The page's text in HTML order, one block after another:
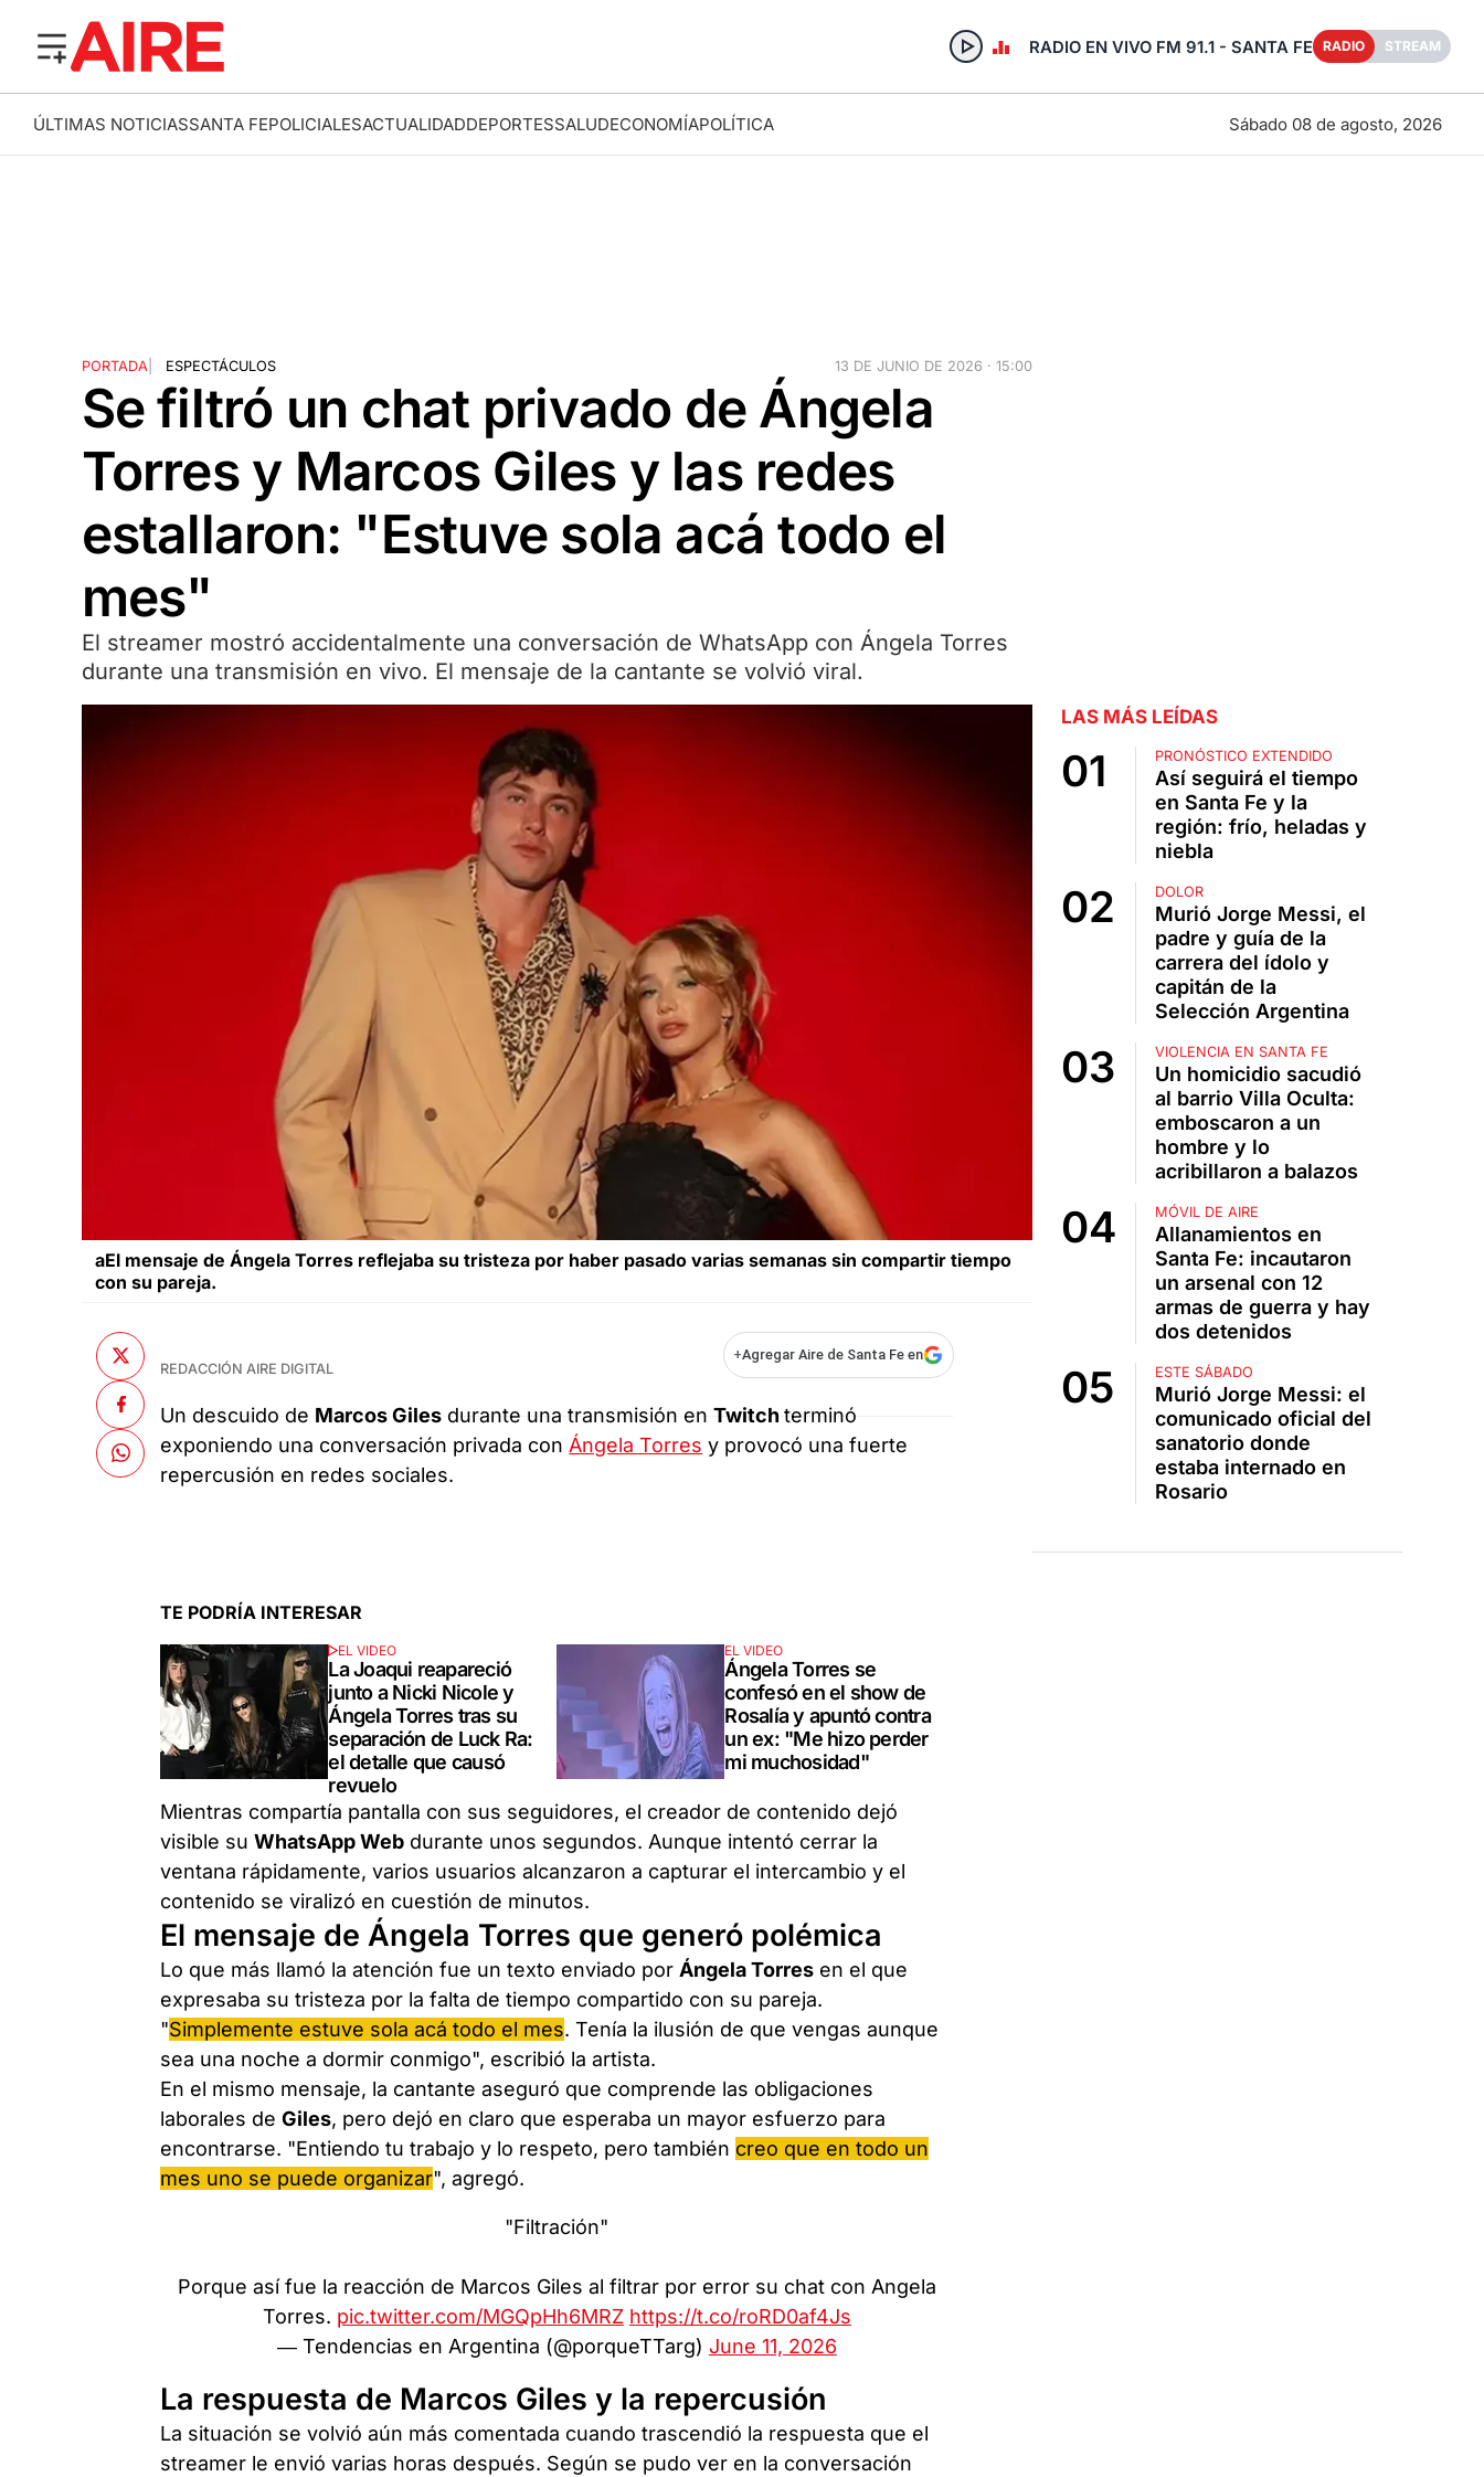
RADIO EN VIVO FM 91.1 - SANTA FE RADIO STREAM
ÚLTIMAS NOTICIASSANTA FEPOLICIALESACTUALIDADDEPORTESSALUDECONOMÍAPOLÍTICA Sábado 08 de agosto, 2026
PORTADA| ESPECTÁCULOS 13 DE JUNIO DE 2026 · 15:00
Se filtró un chat privado de Ángela
Torres y Marcos Giles y las redes
estallaron: "Estuve sola acá todo el
mes"
El streamer mostró accidentalmente una conversación de WhatsApp con Ángela Torres
durante una transmisión en vivo. El mensaje de la cantante se volvió viral.
aEl mensaje de Ángela Torres reflejaba su tristeza por haber pasado varias semanas sin compartir tiempo
con su pareja.
REDACCIÓN AIRE DIGITAL
+Agregar Aire de Santa Fe en
Un descuido de Marcos Giles durante una transmisión enTwitchterminó
exponiendo una conversación privada con Ángela Torres y provocó una fuerte
repercusión en redes sociales.
TE PODRÍA INTERESAR
EL VIDEO
La Joaqui reapareció
junto a Nicki Nicole y
Ángela Torres tras su
separación de Luck Ra:
el detalle que causó
revuelo
EL VIDEO
Ángela Torres se
confesó en el show de
Rosalía y apuntó contra
un ex: "Me hizo perder
mi muchosidad"
Mientras compartía pantalla con sus seguidores, el creador de contenido dejó
visible suWhatsApp Web durante unos segundos. Aunque intentó cerrar la
ventana rápidamente, varios usuarios alcanzaron a capturar el intercambio y el
contenido se viralizó en cuestión de minutos.
El mensaje de Ángela Torres que generó polémica
Lo que más llamó la atención fue un texto enviado porÁngela Torres en el que
expresaba su tristeza por la falta de tiempo compartido con su pareja.
"Simplemente estuve sola acá todo el mes. Tenía la ilusión de que vengas aunque
sea una noche a dormir conmigo", escribió la artista.
En el mismo mensaje, la cantante aseguró que comprende las obligaciones
laborales deGiles, pero dejó en claro que esperaba un mayor esfuerzo para
encontrarse. "Entiendo tu trabajo y lo respeto, pero también creo que en todo un
mes uno se puede organizar", agregó.
"Filtración"
Porque así fue la reacción de Marcos Giles al filtrar por error su chat con Angela
Torres. pic.twitter.com/MGQpHh6MRZ https://t.co/roRD0af4Js
— Tendencias en Argentina (@porqueTTarg) June 11, 2026
La respuesta de Marcos Giles y la repercusión
La situación se volvió aún más comentada cuando trascendió la respuesta que el
streamer le envió varias horas después. Según se pudo ver en la conversación
LAS MÁS LEÍDAS
PRONÓSTICO EXTENDIDO
Así seguirá el tiempo
en Santa Fe y la
región: frío, heladas y
niebla
DOLOR
Murió Jorge Messi, el
padre y guía de la
carrera del ídolo y
capitán de la
Selección Argentina
VIOLENCIA EN SANTA FE
Un homicidio sacudió
al barrio Villa Oculta:
emboscaron a un
hombre y lo
acribillaron a balazos
MÓVIL DE AIRE
Allanamientos en
Santa Fe: incautaron
un arsenal con 12
armas de guerra y hay
dos detenidos
ESTE SÁBADO
Murió Jorge Messi: el
comunicado oficial del
sanatorio donde
estaba internado en
Rosario